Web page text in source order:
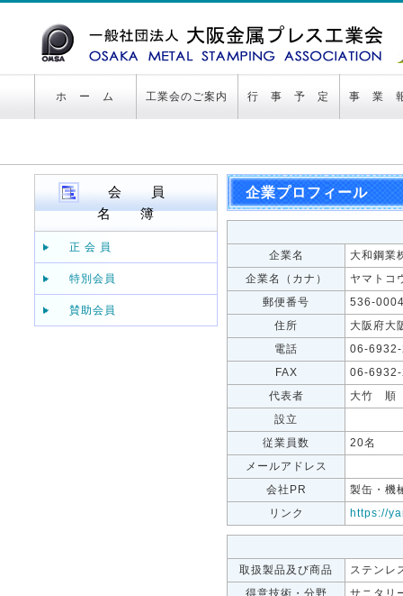
ホ ー ム 工業会のご案内 行 事 予 定 事 業
会 員
名 簿
正 会 員
特別会員
賛助会員
企業プロフィール
企業名
大和鋼業
企業名（カナ）
ヤマトコ
郵便番号
536-
住所
大阪府大
電話
06-
FAX
06-
代表者
大竹 順
設立
従業員数
20名
メールアドレス
会社PR
製缶・機
リンク
https://
取扱製品及び商品
ステンレ
得意技術・分野
サニタリ